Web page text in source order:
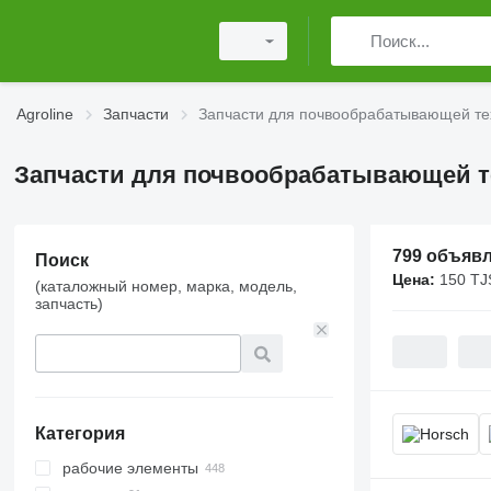
Agroline Запчасти Запчасти для почвообрабатывающей
Запчасти для почвообрабатывающей
Поиск
(каталожный номер, марка, модель,
запчасть)
Категория
рабочие элементы
799
Цена: 150